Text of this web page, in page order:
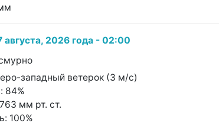
августа, 2026 года - 02:00
западный ветерок (3 м/с)
84%
мм рт. ст.
100%